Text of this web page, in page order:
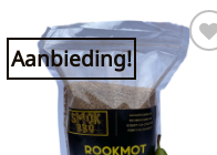
Aanbieding!
Toevoegen
verlanglijst